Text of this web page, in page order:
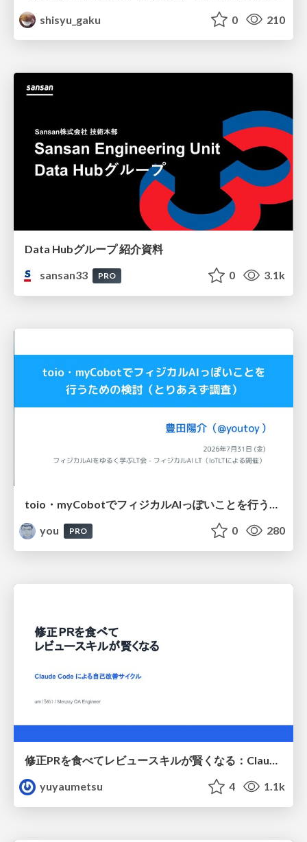
shisyu_gaku
0 210
Data Hubグループ 紹介資料
sansan33
PRO 0 3.1k
toio・myCobotでフィジカルAIっぽいことを行うための検討（とりあえず調査） / フィジカルAI LT（IoTLTによる開催）
you
PRO 0 280
yuyaumetsu
4 1.1k